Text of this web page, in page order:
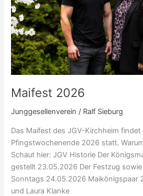
Maifest 2026
Junggesellenverein / Ralf Sieburg
Das Maifest des JGV-Kirchheim findet
Pfingstwochenende 2026 statt.
Schaut hier: JGV Historie Der
gestellt 23.05.2026 Der Festzug
Sonntags 24.05.2026 Maikönigspaar
und Laura Klanke